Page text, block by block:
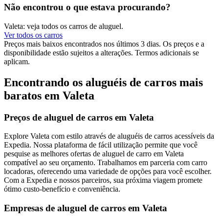
Não encontrou o que estava procurando?
Valeta: veja todos os carros de aluguel.
Ver todos os carros
Preços mais baixos encontrados nos últimos 3 dias. Os preços e a
disponibilidade estão sujeitos a alterações. Termos adicionais se
aplicam.
Encontrando os aluguéis de carros mais
baratos em Valeta
Preços de aluguel de carros em Valeta
Explore Valeta com estilo através de aluguéis de carros acessíveis da
Expedia. Nossa plataforma de fácil utilização permite que você
pesquise as melhores ofertas de aluguel de carro em Valeta
compatível ao seu orçamento. Trabalhamos em parceria com carro
locadoras, oferecendo uma variedade de opções para você escolher.
Com a Expedia e nossos parceiros, sua próxima viagem promete
ótimo custo-benefício e conveniência.
Empresas de aluguel de carros em Valeta